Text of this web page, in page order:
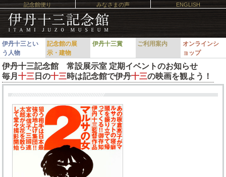
ENGLISH
記念館便り みなさまの声
伊丹十三とい
う人物
記念館の展
示・建物
伊丹十三賞 ご利用案内
オンラインシ
ョップ
伊丹十三記念館 常設展示室 定期イベントのお知らせ
毎月十三 日の十三時は記念館で伊丹十三の映画を観よう！